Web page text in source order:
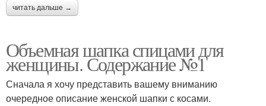
читать дальше →
Объемная шапка спицами для
женщины. Содержание №1
Сначала я хочу представить вашему вниманию
очередное описание женской шапки с косами.